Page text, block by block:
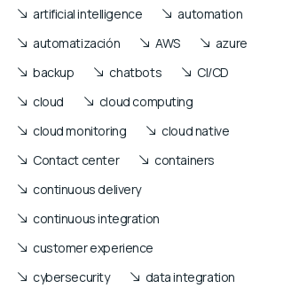
artificial intelligence
automation
automatización
AWS
azure
backup
chatbots
CI/CD
cloud
cloud computing
cloud monitoring
cloud native
Contact center
containers
continuous delivery
continuous integration
customer experience
cybersecurity
data integration